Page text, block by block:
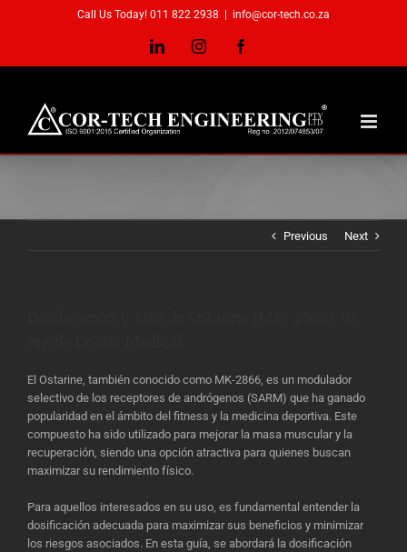
Call Us Today! 011 822 2938 info@cor-tech.co.za
LinkedInInstagram
Previous Next
El Ostarine, también conocido como MK-2866, es un modulador
selectivo de los receptores de andrógenos (SARM) que ha ganado
popularidad en el ámbito del fitness y la medicina deportiva. Este
compuesto ha sido utilizado para mejorar la masa muscular y la
recuperación, siendo una opción atractiva para quienes buscan
maximizar su rendimiento físico.
Para aquellos interesados en su uso, es fundamental entender la
dosificación adecuada para maximizar sus beneficios y minimizar
los riesgos asociados. En esta guía, se abordará la dosificación